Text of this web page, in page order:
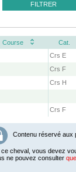
FILTRER
Course Cat.
Crs E
Crs F
Crs H
Crs F
Contenu réservé aux
cheval, vous devez
ne pouvez consulter